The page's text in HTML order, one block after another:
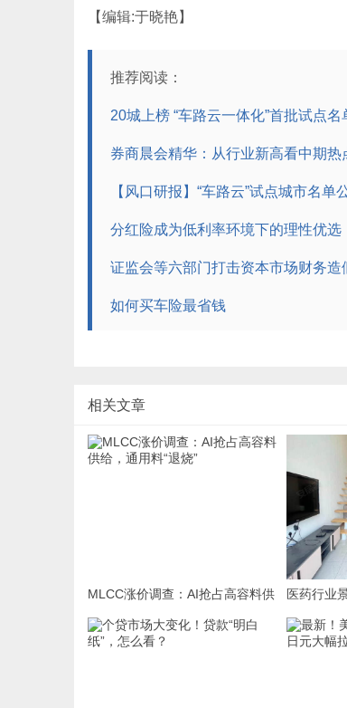
【编辑:于晓艳】
推荐阅读：
20城上榜 “车路云一体化”首批试点
券商晨会精华：从行业新高看中期热
【风口研报】“车路云”试点城市名
分红险成为低利率环境下的理性优选
证监会等六部门打击资本市场财务
如何买车险最省钱
相关文章
MLCC涨价调查：AI抢占高容料供
给，通用料“退烧”
医药行业
赛图预计
元 超过去